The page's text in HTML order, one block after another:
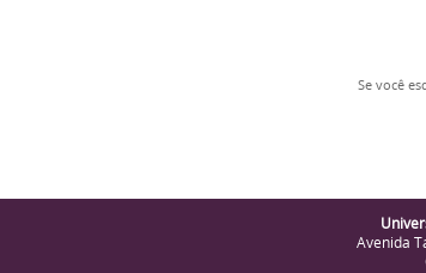
Se você
Avenida